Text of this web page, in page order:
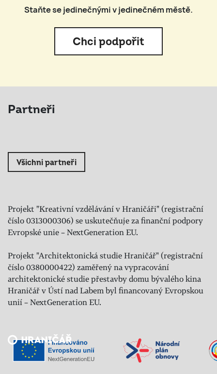
Staňte se jedinečnými v jedinečném městě.
Chci podpořit
Partneři
Všichni partneři
Projekt "Kreativní vzdělávání v Hraničáři" (registrační
číslo 0313000306) se uskutečňuje za finanční podpory
Evropské unie – NextGeneration EU.
Projekt "Architektonická studie Hraničář" (registrační
číslo 0380000422) zaměřený na vypracování
architektonické studie přestavby domu bývalého kina
Hraničář v Ústí nad Labem byl financovaný Evropskou
unií – NextGeneration EU.
Veřejný sál Hraničář, spolek